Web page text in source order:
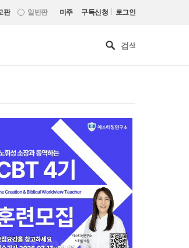
판 일반판 미주 구독신청 | 로그인